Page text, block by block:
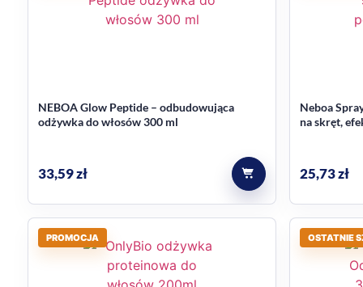
Do jakiego typu włosów jest
W kontekście produktu wskazano włosy suche i
NEBOA Glow Peptide – odbudowująca
odżywka do włosów 300 ml
33,59zł
Neboa
na skręt,
25,73zł
PROMOCJA OSTATNIE